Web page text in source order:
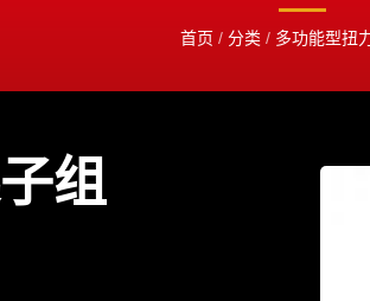
首页 / 分类 / 多功能型扭
组